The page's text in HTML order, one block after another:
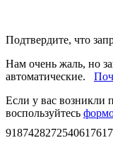
Подтвердите, что
Нам очень жаль, но
автоматические.
Если у вас возникли
воспользуйтесь
9187428272540617617